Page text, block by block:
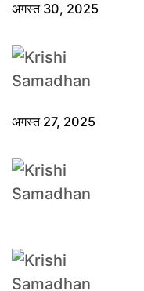
अगस्त 30, 2025
अगस्त 27, 2025